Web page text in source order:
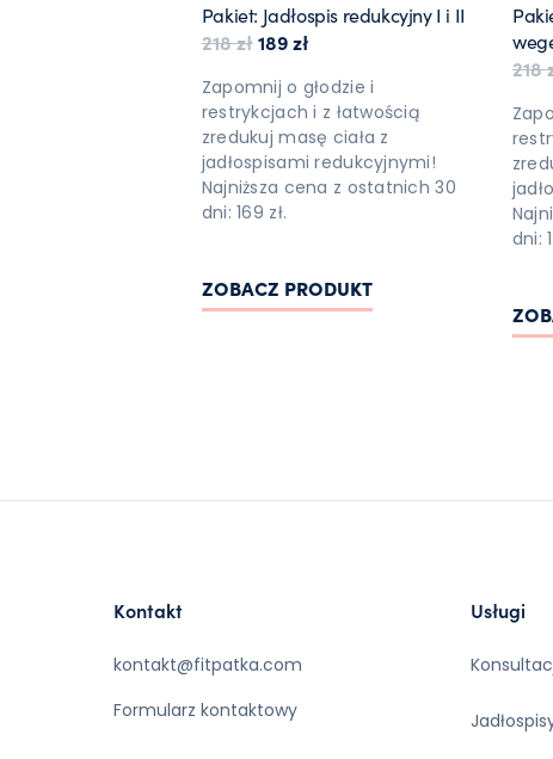
Pakiet: Jadłospis redukcyjny I i II
218złPierwotna cena wynosiła: 218 zł.
189złAktualna cena wynosi: 189
Zapomnij o głodzie i
restrykcjach i z łatwością
zredukuj masę ciała z
jadłospisami redukcyjnymi!
Najniższa cena z ostatnich 30
dni: 169 zł.
ZOBACZ PRODUKT
218
dni:
Kontakt
kontakt@fitpatka.com
Formularz kontaktowy
Usługi